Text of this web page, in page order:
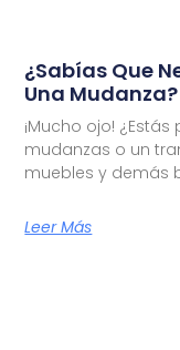
¿Sabías Que
Una Mudanza?
¡Mucho ojo!
mudanzas o un
muebles y demás
Leer Más